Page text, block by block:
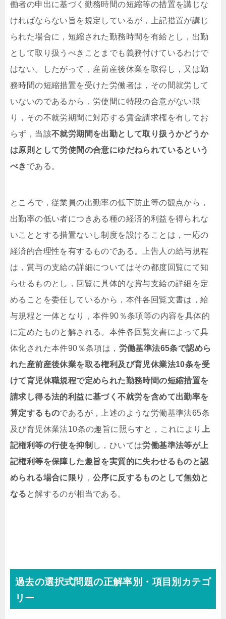
働者の申出に基づく勤務時間の短縮等の措置を講じな
ければならない旨を規定しているが，上記措置が講じ
られた場合に，短縮された勤務時間を有給とし，出勤
として取り扱うべきことまでも義務付けているわけで
はない。したがって，産前産後休業を取得し，又は勤
務時間の短縮措置を受けた労働者は，その間就労して
いないのであるから，労使間に特段の合意がない限
り，その不就労期間に対応する賃金請求権を有してお
らず，当該不就労期間を出勤として取り扱うかどうか
は原則として労使間の合意にゆだねられているという
べき である。
ところで，従業員の出勤率の低下防止等の観点から，
出勤率の低い者につきある種の経済的利益を得られな
いこととする措置ないし制度を設けることは，一応の
経済的合理性を有するものである。上告人の給与規程
は，賞与の支給の詳細についてはその都度回覧にて知
らせるものとし，回覧に具体的な賞与支給の詳細を定
めることを委任しているから，本件各回覧文書は，給
与規程と一体となり，本件90％条項等の内容を具体的
に定めたものと解される。本件各回覧文書によって具
体化された本件90％条項は， 労働基準法65条で認めら
れた産前産後休業を取る権利及び育児休業法10条を受
けて育児休職規程で定められた勤務時間の短縮措置を
請求し得る法的利益に基づく不就労を含めて出勤率を
算定する ものであるが，上述のような労働基準法65条
及び育児休業法10条の趣旨に照らすと，これにより
上
記権利等の行使を抑制 し，ひいては労働基準法等が上
記権利等を保障した趣旨を実質的に失わせるものと認
められる場合に限り
，公序に反する ものとして無効と
なる と解するのが相当である。
過去の選択式問題の正解率別・項目別カテゴ
リー